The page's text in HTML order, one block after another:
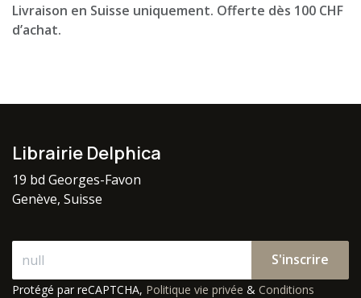
Livraison en Suisse uniquement. Offerte dès 100 CHF
d’achat.
Librairie Delphica
19 bd Georges-Favon
Genève, Suisse
S'inscrire
Protégé par reCAPTCHA, Politique vie privée & Conditions